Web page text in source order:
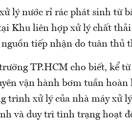
lý nước rỉ rác phát sinh từ
Khu liên hợp xử lý chất
tiếp nhận do tuân thủ
TP.HCM cho biết, kể từ
vận hành bơm tuần
trình xử lý của nhà máy xử
và duy trì tình trạng hoạt